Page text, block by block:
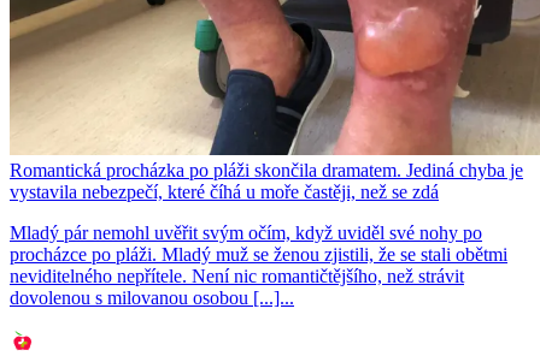
Romantická procházka po pláži skončila dramatem. Jediná chyba je
vystavila nebezpečí, které číhá u moře častěji, než se zdá
Mladý pár nemohl uvěřit svým očím, když uviděl své nohy po
procházce po pláži. Mladý muž se ženou zjistili, že se stali obětmi
neviditelného nepřítele. Není nic romantičtějšího, než strávit
dovolenou s milovanou osobou [...]...